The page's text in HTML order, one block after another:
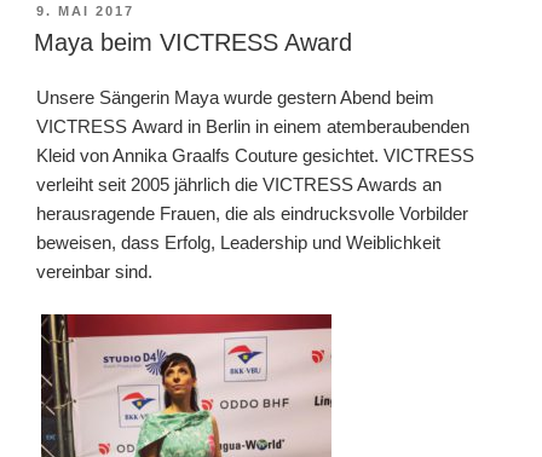
VERÖFFENTLICHT
AM
9. MAI 2017
Maya beim VICTRESS Award
Unsere Sängerin Maya wurde gestern Abend beim
VICTRESS Award in Berlin in einem atemberaubenden
Kleid von Annika Graalfs Couture gesichtet. VICTRESS
verleiht seit 2005 jährlich die VICTRESS Awards an
herausragende Frauen, die als eindrucksvolle Vorbilder
beweisen, dass Erfolg, Leadership und Weiblichkeit
vereinbar sind.